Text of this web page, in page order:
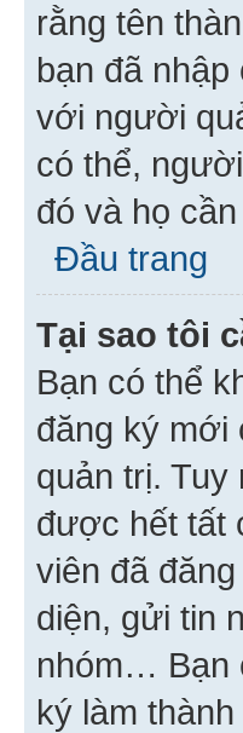
rằng tên
bạn đã
với người
có thể,
đó và họ
Đầu trang
Tại sao tôi
Bạn có thể
đăng ký mới
quản trị.
được hết tất
viên đã
diện, gửi tin
nhóm… Bạn
ký làm